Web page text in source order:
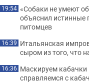
19:54 «Собаки не умеют
объяснил истинные
питомцев
16:39 Итальянская
сыром из того, что
16:36 Маскируем кабачки
справляемся с